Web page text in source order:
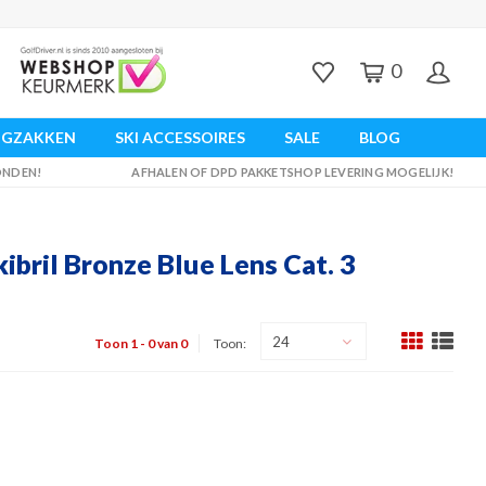
0
SKI ACCESSOIRES SALE BLOG
AFHALEN OF DPD PAKKETSHOP LEVERING MOGELIJK!
Bronze Blue Lens Cat. 3
Toon 1 - 0 van 0 Toon: 24